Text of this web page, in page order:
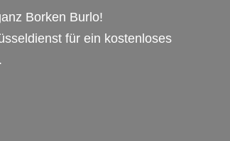
Borken Burlo!
für ein kostenloses